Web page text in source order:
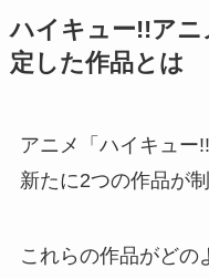
ハイキュー!!アニ
定した作品とは
アニメ「ハイキュー
新たに2つの作品が
これらの作品がどの